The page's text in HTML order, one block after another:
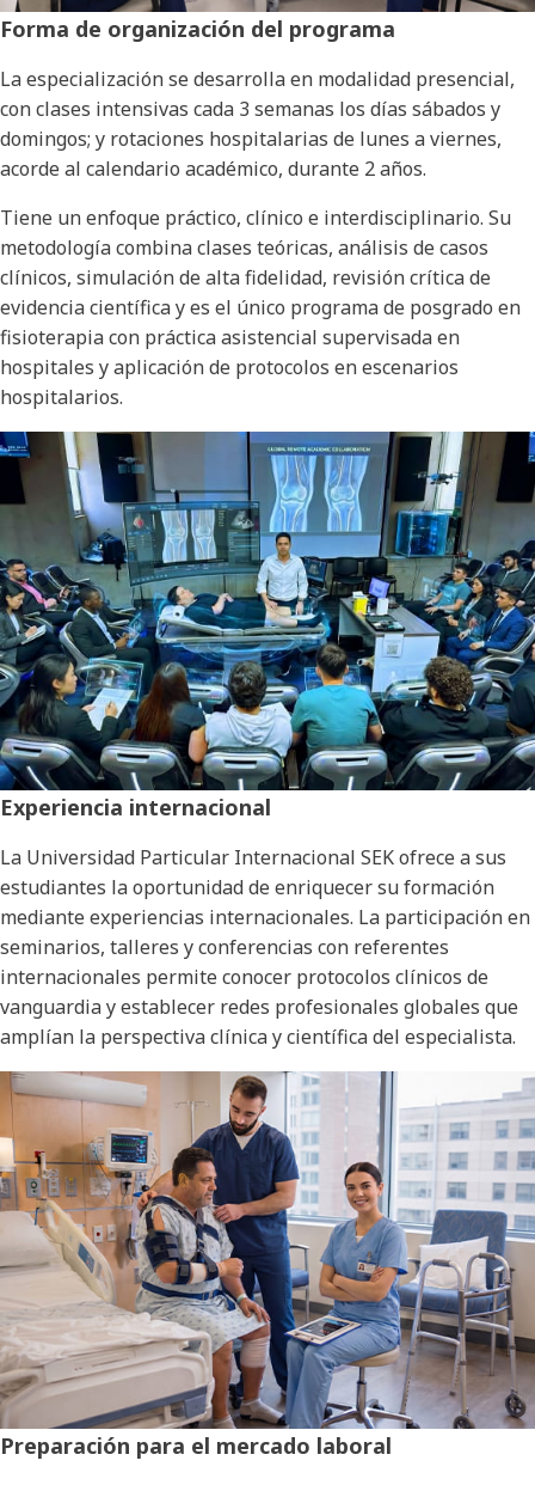
Forma de organización del programa
La especialización se desarrolla en modalidad presencial,
con clases intensivas cada 3 semanas los días sábados y
domingos; y rotaciones hospitalarias de lunes a viernes,
acorde al calendario académico, durante 2 años.
Tiene un enfoque práctico, clínico e interdisciplinario. Su
metodología combina clases teóricas, análisis de casos
clínicos, simulación de alta fidelidad, revisión crítica de
evidencia científica y es el único programa de posgrado en
fisioterapia con práctica asistencial supervisada en
hospitales y aplicación de protocolos en escenarios
hospitalarios.
Experiencia internacional
La Universidad Particular Internacional SEK ofrece a sus
estudiantes la oportunidad de enriquecer su formación
mediante experiencias internacionales. La participación en
seminarios, talleres y conferencias con referentes
internacionales permite conocer protocolos clínicos de
vanguardia y establecer redes profesionales globales que
amplían la perspectiva clínica y científica del especialista.
Preparación para el mercado laboral